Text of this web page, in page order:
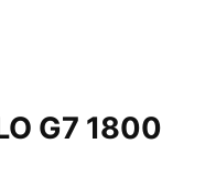
G7 1800